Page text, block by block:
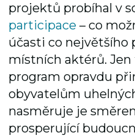
projektů probíhal v
participace – co
účasti co největšího
místních aktérů.
program opravdu
obyvatelům
nasměruje je
prosperující